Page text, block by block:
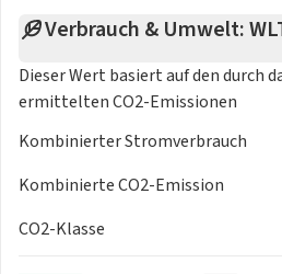
Verbrauch & Umwelt:
Dieser Wert basiert auf den durch
ermittelten CO2-Emissionen
Kombinierter Stromverbrauch
Kombinierte CO2-Emission
CO2-Klasse